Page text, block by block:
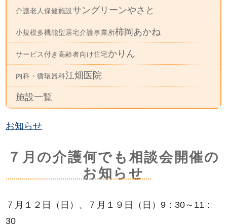
介護老人保健施設サングリーンやさと
小規模多機能型居宅介護事業所柿岡あかね
サービス付き高齢者向け住宅かりん
内科・循環器科江畑医院
施設一覧
お知らせ
７月の介護何でも相談会開催の
お知らせ
７月１２日（日）、７月１９日（日）9：30～11：
30